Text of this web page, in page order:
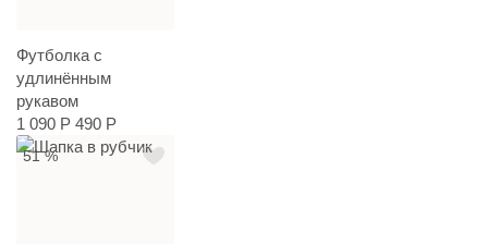
Футболка с
удлинённым
рукавом
1 090 Р 490 Р
51 %